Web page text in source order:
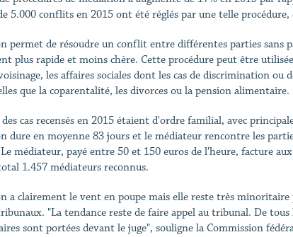
5.000 conflits en 2015 ont été réglés par une telle
permet de résoudre un conflit entre différentes parties sans
plus rapide et moins chère. Cette procédure peut être
les affaires sociales dont les cas de discrimination ou
que la coparentalité, les divorces ou la pension alimentaire.
cas recensés en 2015 étaient d'ordre familial, avec
dure en moyenne 83 jours et le médiateur rencontre les
médiateur, payé entre 50 et 150 euros de l'heure, facture
1.457 médiateurs reconnus.
a clairement le vent en poupe mais elle reste très minoritaire
"La tendance reste de faire appel au tribunal. De tous
sont portées devant le juge", souligne la Commission